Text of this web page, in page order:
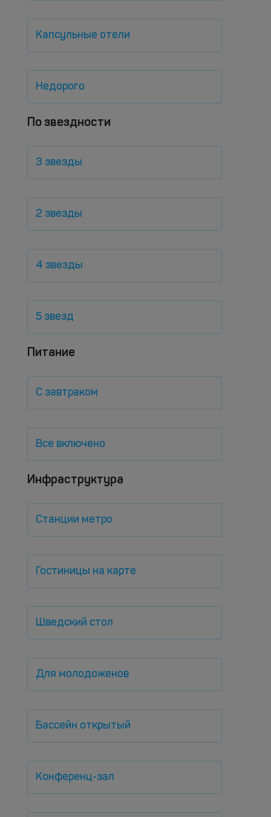
Капсульные отели
Недорого
По звездности
3 звезды
2 звезды
4 звезды
5 звезд
Питание
С завтраком
Все включено
Инфраструктура
Станции метро
Гостиницы на карте
Шведский стол
Для молодоженов
Бассейн открытый
Конференц-зал